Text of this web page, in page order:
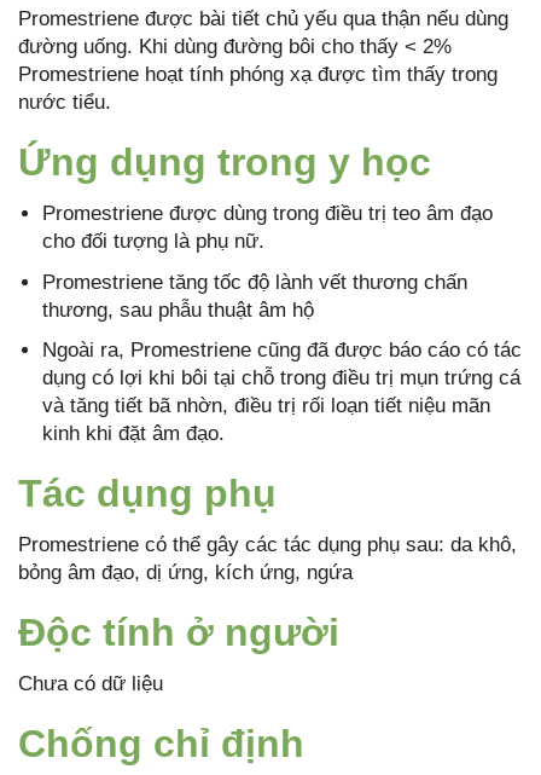
Promestriene được bài tiết chủ yếu qua thận nếu dùng
đường uống. Khi dùng đường bôi cho thấy < 2%
Promestriene hoạt tính phóng xạ được tìm thấy trong
nước tiểu.
Ứng dụng trong y học
Promestriene được dùng trong điều trị teo âm đạo
cho đối tượng là phụ nữ.
Promestriene tăng tốc độ lành vết thương chấn
thương, sau phẫu thuật âm hộ
Ngoài ra, Promestriene cũng đã được báo cáo có tác
dụng có lợi khi bôi tại chỗ trong điều trị mụn trứng cá
và tăng tiết bã nhờn, điều trị rối loạn tiết niệu mãn
kinh khi đặt âm đạo.
Tác dụng phụ
Promestriene có thể gây các tác dụng phụ sau: da khô,
bỏng âm đạo, dị ứng, kích ứng, ngứa
Độc tính ở người
Chưa có dữ liệu
Chống chỉ định